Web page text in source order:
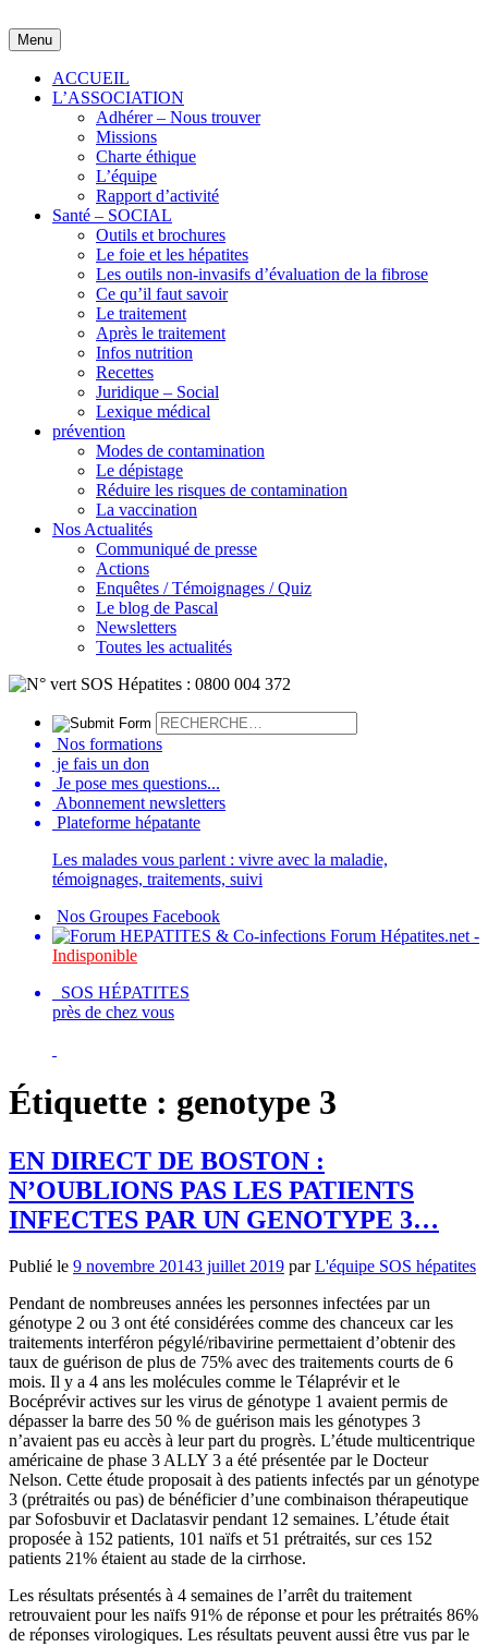
to
content
Menu
ACCUEIL
L’ASSOCIATION
Adhérer – Nous trouver
Missions
Charte éthique
L’équipe
Rapport d’activité
Santé – SOCIAL
Outils et brochures
Le foie et les hépatites
Les outils non-invasifs d’évaluation de la fibrose
Ce qu’il faut savoir
Le traitement
Après le traitement
Infos nutrition
Recettes
Juridique – Social
Lexique médical
prévention
Modes de contamination
Le dépistage
Réduire les risques de contamination
La vaccination
Nos Actualités
Communiqué de presse
Actions
Enquêtes / Témoignages / Quiz
Le blog de Pascal
Newsletters
Toutes les actualités
Nos formations
je fais un don
Je pose mes questions...
Abonnement newsletters
Plateforme hépatante
Les malades vous parlent : vivre avec la maladie,
témoignages, traitements, suivi
Nos Groupes Facebook
Forum Hépatites.net -
Indisponible
SOS HÉPATITES
près de chez vous
Étiquette : genotype 3
EN DIRECT DE BOSTON :
N’OUBLIONS PAS LES PATIENTS
INFECTES PAR UN GENOTYPE 3…
Publié le 9 novembre 20143 juillet 2019 parL'équipe SOS hépatites
Pendant de nombreuses années les personnes infectées par un
génotype 2 ou 3 ont été considérées comme des chanceux car les
traitements interféron pégylé/ribavirine permettaient d’obtenir des
taux de guérison de plus de 75% avec des traitements courts de 6
mois. Il y a 4 ans les molécules comme le Télaprévir et le
Bocéprévir actives sur les virus de génotype 1 avaient permis de
dépasser la barre des 50 % de guérison mais les génotypes 3
n’avaient pas eu accès à leur part du progrès. L’étude multicentrique
américaine de phase 3 ALLY 3 a été présentée par le Docteur
Nelson. Cette étude proposait à des patients infectés par un génotype
3 (prétraités ou pas) de bénéficier d’une combinaison thérapeutique
par Sofosbuvir et Daclatasvir pendant 12 semaines. L’étude était
proposée à 152 patients, 101 naïfs et 51 prétraités, sur ces 152
patients 21% étaient au stade de la cirrhose.
Les résultats présentés à 4 semaines de l’arrêt du traitement
retrouvaient pour les naïfs 91% de réponse et pour les prétraités 86%
de réponses virologiques. Les résultats peuvent aussi être vus par le